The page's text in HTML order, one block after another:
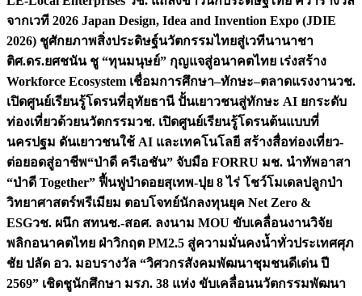
จากเวที 2026 Japan Design, Idea and Invention Expo (JDIE
2026) ชูศักยภาพสิ่งประดิษฐ์นวัตกรรมไทยสู่เวทีนานาชา
ติศ.ดร.ยศชนัน ชู “ทุนมนุษย์” กุญแจสู่อนาคตไทย เร่งสร้าง
Workforce Ecosystem เชื่อมการศึกษา–ทักษะ–ตลาดแรงงานวช.
เปิดศูนย์เรียนรู้โดรนที่อุทัยธานี ปั้นเยาวชนสู่ทักษะ AI ยกระดับ
ท่องเที่ยวด้วยนวัตกรรมวช. เปิดศูนย์เรียนรู้โดรนต้นแบบที่
นครปฐม ดันเยาวชนใช้ AI และเทคโนโลยี สร้างสื่อท่องเที่ยว-
ต่อยอดสู่อาชีพ“ป่าดี ครีเอชัน” จับมือ FORRU มช. นำทัพอาสา
“ป่าดี Together” ฟื้นฟูป่าดอยสุเทพ-ปุย 8 ไร่ โชว์โมเดลปลูกป่า
วิทยาศาสตร์พรีเมียม ตอบโจทย์นักลงทุนยุค Net Zero &
ESGวช. ผนึก สทนช.-สอศ. ลงนาม MOU ขับเคลื่อนงานวิจัย
พลิกอนาคตไทย ฝ่าวิกฤต PM2.5 สู่ความมั่นคงน้ำทั่วประเทศศุภ
ชัย ปลัด อว. มอบรางวัล “วิศวกรสังคมพัฒนาชุมชนดีเด่น ปี
2569” เชิดชูนักศึกษา มรภ. 38 แห่ง ขับเคลื่อนนวัตกรรมพัฒนา